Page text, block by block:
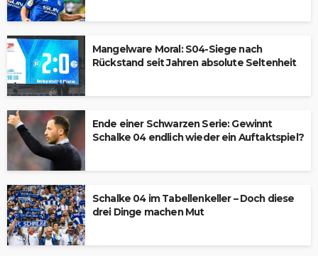
Mangelware Moral: S04-Siege nach
Rückstand seit Jahren absolute Seltenheit
Ende einer Schwarzen Serie: Gewinnt
Schalke 04 endlich wieder ein Auftaktspiel?
Schalke 04 im Tabellenkeller – Doch diese
drei Dinge machen Mut